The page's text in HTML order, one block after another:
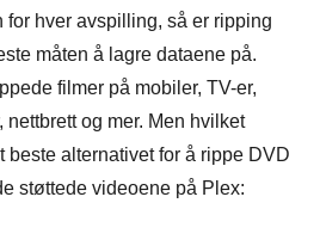
for hver avspilling, så er ripping
måten å lagre dataene på.
filmer på mobiler, TV-er,
og mer. Men hvilket
beste alternativet for å rippe DVD
støttede videoene på Plex: